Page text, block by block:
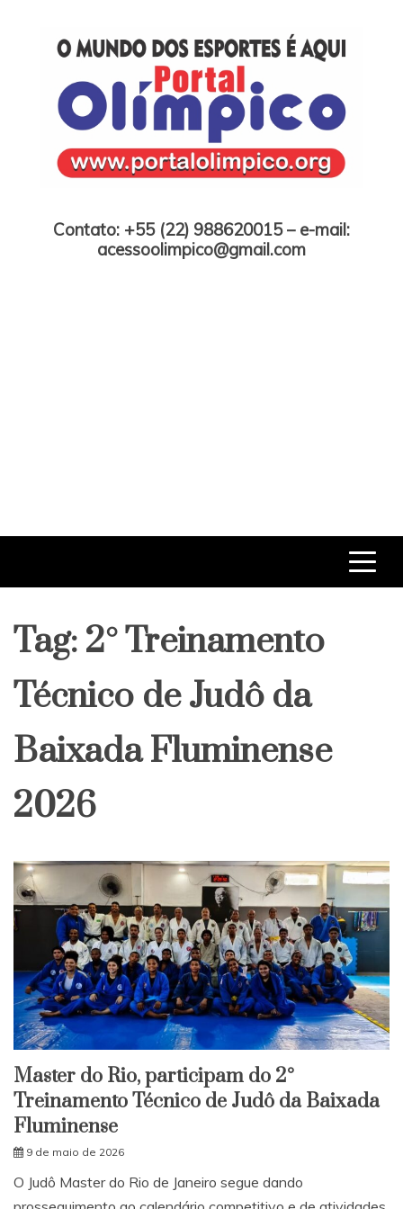
Contato: +55 (22) 988620015 – e-mail:
acessoolimpico@gmail.com
Tag: 2° Treinamento
Técnico de Judô da
Baixada Fluminense
2026
Master do Rio, participam do 2°
Treinamento Técnico de Judô da Baixada
Fluminense
9 de maio de 2026
O Judô Master do Rio de Janeiro segue dando